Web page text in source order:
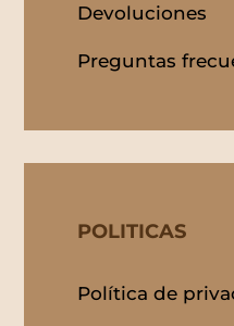
Devoluciones
Preguntas
POLITICAS
Política de